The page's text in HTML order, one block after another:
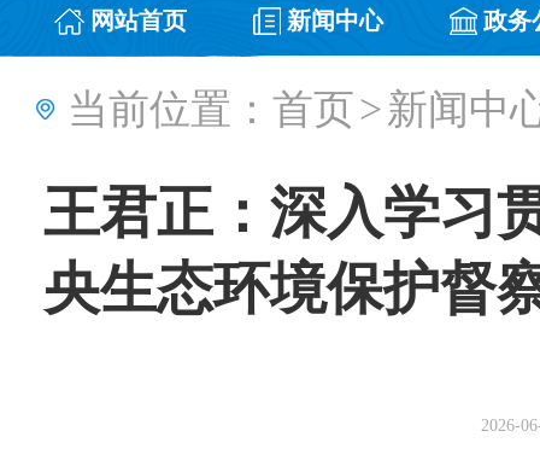
网站首页 新闻中心 政务
当前位置： 首页>新闻中
王君正：深入学习
央生态环境保护督
2026-